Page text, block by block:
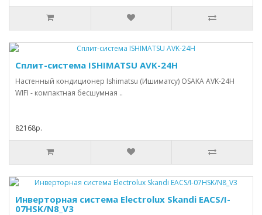
Сплит-система ISHIMATSU AVK-24H
Настенный кондиционер Ishimatsu (Ишиматсу) OSAKA AVK-24H
WIFI - компактная бесшумная ..
82168р.
Инверторная система Electrolux Skandi EACS/I-
07HSK/N8_V3